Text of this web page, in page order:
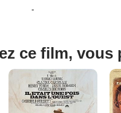
-
ce film, vous